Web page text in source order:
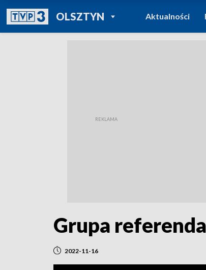
OLSZTYNPOWRÓT DO
TVP REGIONY
Aktualności
Grupa
2022-11-16